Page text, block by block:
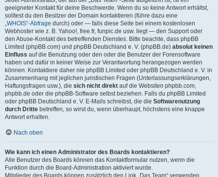
geeigneter Kontakt für deine Beschwerde. Wenn du so keine Antwort erhältst,
solltest du den Besitzer der Domain kontaktieren (führe dazu eine
„WHOIS“-Abfrage durch) oder — falls diese Seite bei einem kostenlosen
Webhoster wie z. B. Yahoo!, free.fr, funpic.de usw. liegt — den Support oder
den Abuse-Kontakt des betreffenden Dienstes. Bitte beachte, dass phpBB
Limited (phpBB.com) und phpBB Deutschland e. V. (phpBB.de) absolut keinen
Einfluss auf die Benutzung oder den oder die Benutzer der Forensoftware
haben und dafür in keiner Weise zur Verantwortung herangezogen werden
können. Kontaktiere daher nie phpBB Limited oder phpBB Deutschland e. V. in
Zusammenhang mit jeglichen juristischen Fragen (Unterlassungserklärungen,
Haftungsfragen usw.), die sich nicht direkt auf die Websiten phpbb.com,
phpbb.de oder die phpBB-Software selbst beziehen. Falls du phpBB Limited
oder phpBB Deutschland e. V. E-Mails schreibst, die die Softwarenutzung
durch Dritte betreffen, so wirst du, wenn überhaupt, höchstens eine knappe
Antwort erhalten.
Nach oben
Wie kann ich einen Administrator des Boards kontaktieren?
Alle Benutzer des Boards können das Kontaktformular nutzen, wenn die
Funktion durch die Board-Administration aktiviert wurde.
Mitglieder des Boards können zusätzlich den Link „Das Team“ verwenden.